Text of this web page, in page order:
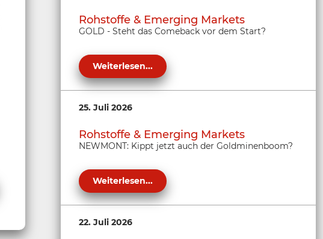
Rohstoffe & Emerging Markets
GOLD - Steht das Comeback vor dem Start?
Weiterlesen...
25. Juli 2026
Rohstoffe & Emerging Markets
NEWMONT: Kippt jetzt auch der Goldminenboom?
Weiterlesen...
22. Juli 2026